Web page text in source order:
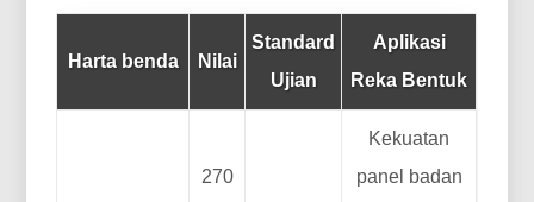
Harta benda Nilai
Standard
Ujian
Aplikasi
Reka Bentuk
270
Kekuatan
panel badan